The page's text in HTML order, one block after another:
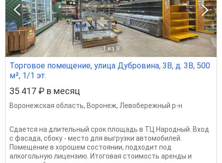
1 из 8
Торговое помещение, улица Дубровина, 3В, д. 3В, 500
м², 1/1 эт.
35 417 ₽ в месяц
Воронежская область, Воронеж, Левобережный р-н
Сдается на длительный срок площадь в ТЦ Народный. Вход
с фасада, сбоку - место для выгрузки автомобилей.
Помещение в хорошем состоянии, подходит под
алкогольную лицензию. Итоговая стоимость аренды и